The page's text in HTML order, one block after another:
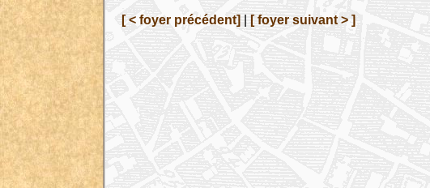
[ < foyer précédent] [ foyer suivant > ]